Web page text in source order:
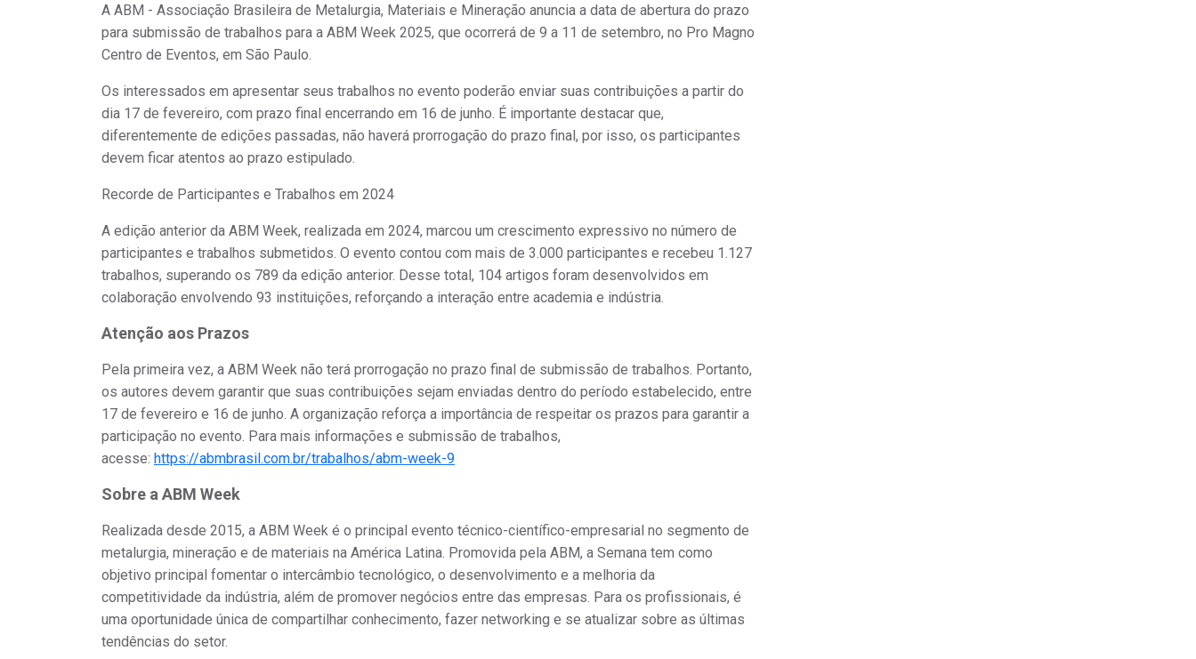
A ABM - Associação Brasileira de Metalurgia, Materiais e Mineração anuncia a data de abertura do prazo
para submissão de trabalhos para a ABM Week 2025, que ocorrerá de 9 a 11 de setembro, no Pro Magno
Centro de Eventos, em São Paulo.
Os interessados em apresentar seus trabalhos no evento poderão enviar suas contribuições a partir do
dia 17 de fevereiro, com prazo final encerrando em 16 de junho. É importante destacar que,
diferentemente de edições passadas, não haverá prorrogação do prazo final, por isso, os participantes
devem ficar atentos ao prazo estipulado.
Recorde de Participantes e Trabalhos em 2024
A edição anterior da ABM Week, realizada em 2024, marcou um crescimento expressivo no número de
participantes e trabalhos submetidos. O evento contou com mais de 3.000 participantes e recebeu 1.127
trabalhos, superando os 789 da edição anterior. Desse total, 104 artigos foram desenvolvidos em
colaboração envolvendo 93 instituições, reforçando a interação entre academia e indústria.
Atenção aos Prazos
Pela primeira vez, a ABM Week não terá prorrogação no prazo final de submissão de trabalhos. Portanto,
os autores devem garantir que suas contribuições sejam enviadas dentro do período estabelecido, entre
17 de fevereiro e 16 de junho. A organização reforça a importância de respeitar os prazos para garantir a
participação no evento. Para mais informações e submissão de trabalhos,
acesse: https://abmbrasil.com.br/trabalhos/abm-week-9
Sobre a ABM Week
Realizada desde 2015, a ABM Week é o principal evento técnico-científico-empresarial no segmento de
metalurgia, mineração e de materiais na América Latina. Promovida pela ABM, a Semana tem como
objetivo principal fomentar o intercâmbio tecnológico, o desenvolvimento e a melhoria da
competitividade da indústria, além de promover negócios entre das empresas. Para os profissionais, é
uma oportunidade única de compartilhar conhecimento, fazer networking e se atualizar sobre as últimas
tendências do setor.